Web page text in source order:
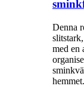
Denna
med en
hemmet.